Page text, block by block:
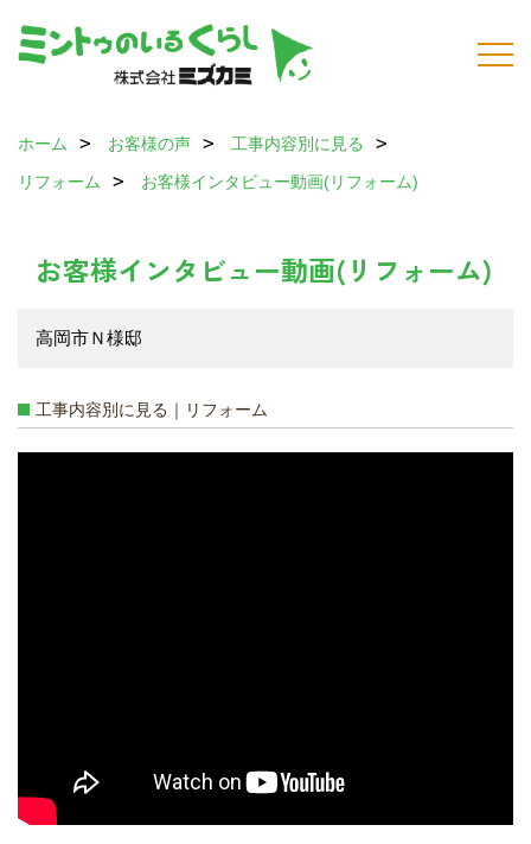
ホーム お客様の声
工事内容別に見る
リフォーム
お客様インタビュー動画(リフォーム)
お客様インタビュー動画(リフォーム)
高岡市Ｎ様邸
工事内容別に見る｜リフォーム